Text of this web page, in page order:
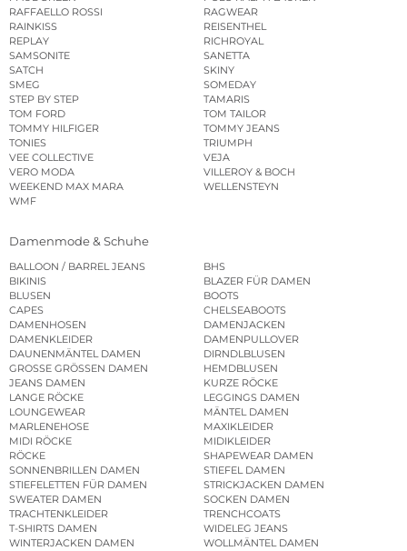
RAFFAELLO ROSSI
RAGWEAR
RAINKISS
REISENTHEL
REPLAY
RICHROYAL
SAMSONITE
SANETTA
SATCH
SKINY
SMEG
SOMEDAY
STEP BY STEP
TAMARIS
TOM FORD
TOM TAILOR
TOMMY HILFIGER
TOMMY JEANS
TONIES
TRIUMPH
VEE COLLECTIVE
VEJA
VERO MODA
VILLEROY & BOCH
WEEKEND MAX MARA
WELLENSTEYN
WMF
Damenmode & Schuhe
BALLOON / BARREL JEANS
BHS
BIKINIS
BLAZER FÜR DAMEN
BLUSEN
BOOTS
CAPES
CHELSEABOOTS
DAMENHOSEN
DAMENJACKEN
DAMENKLEIDER
DAMENPULLOVER
DAUNENMÄNTEL DAMEN
DIRNDLBLUSEN
GROSSE GRÖSSEN DAMEN
HEMDBLUSEN
JEANS DAMEN
KURZE RÖCKE
LANGE RÖCKE
LEGGINGS DAMEN
LOUNGEWEAR
MÄNTEL DAMEN
MARLENEHOSE
MAXIKLEIDER
MIDI RÖCKE
MIDIKLEIDER
RÖCKE
SHAPEWEAR DAMEN
SONNENBRILLEN DAMEN
STIEFEL DAMEN
STIEFELETTEN FÜR DAMEN
STRICKJACKEN DAMEN
SWEATER DAMEN
SOCKEN DAMEN
TRACHTENKLEIDER
TRENCHCOATS
T-SHIRTS DAMEN
WIDELEG JEANS
WINTERJACKEN DAMEN
WOLLMÄNTEL DAMEN